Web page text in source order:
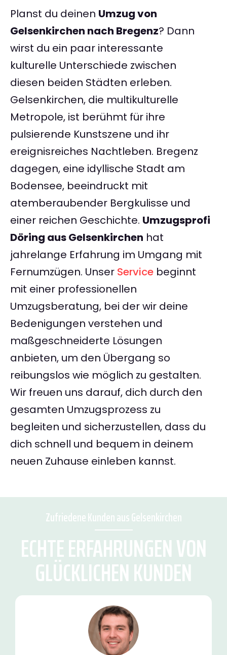
Planst du deinen Umzug von
Gelsenkirchen nach Bregenz? Dann
wirst du ein paar interessante
kulturelle Unterschiede zwischen
diesen beiden Städten erleben.
Gelsenkirchen, die multikulturelle
Metropole, ist berühmt für ihre
pulsierende Kunstszene und ihr
ereignisreiches Nachtleben. Bregenz
dagegen, eine idyllische Stadt am
Bodensee, beeindruckt mit
atemberaubender Bergkulisse und
einer reichen Geschichte. Umzugsprofi
Döring aus Gelsenkirchen hat
jahrelange Erfahrung im Umgang mit
Fernumzügen. Unser Service beginnt
mit einer professionellen
Umzugsberatung, bei der wir deine
Bedenigungen verstehen und
maßgeschneiderte Lösungen
anbieten, um den Übergang so
reibungslos wie möglich zu gestalten.
Wir freuen uns darauf, dich durch den
gesamten Umzugsprozess zu
begleiten und sicherzustellen, dass du
dich schnell und bequem in deinem
neuen Zuhause einleben kannst.
Zufriedene Kunden aus Gelsenkirchen
ECHTE ERFAHRUNGEN VON
GLÜCKLICHEN KUNDEN